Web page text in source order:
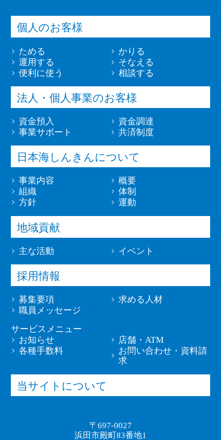
個人のお客様
ためる
かりる
運用する
そなえる
便利に使う
相談する
法人・個人事業のお客様
資金預入
資金調達
事業サポート
共済制度
日本海しんきんについて
事業内容
概要
組織
体制
方針
運動
地域貢献
主な活動 イベント
採用情報
募集要項
求める人材
職員メッセージ
サービスメニュー
お知らせ
店舗・ATM
各種手数料
お問い合わせ・資料請
求
当サイトについて
〒697-0027
浜田市殿町83番地1